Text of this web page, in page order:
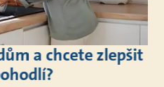
a chcete zlepšit